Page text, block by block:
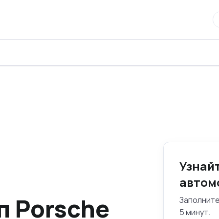
Porsche
5 минут.